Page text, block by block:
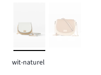
wit-naturel